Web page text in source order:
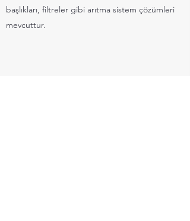
başlıkları, filtreler gibi arıtma sistem çözümleri
mevcuttur.